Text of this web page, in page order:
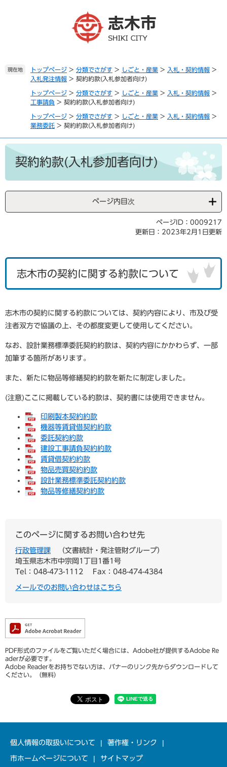
現在地 トップページ > 分類でさがす > しごと・産業 > 入札・契約情報 >
入札発注情報 > 契約約款(入札参加者向け)
トップページ > 分類でさがす > しごと・産業 > 入札・契約情報 >
工事請負 > 契約約款(入札参加者向け)
トップページ > 分類でさがす > しごと・産業 > 入札・契約情報 >
業務委託 > 契約約款(入札参加者向け)
本
契約約款(入札参加者向け)
ページ内目次
ページID：0009217
更新日：2023年2月1日更新
志木市の契約に関する約款について
志木市の契約に関する約款については、契約内容により、市及び受
注者双方で協議の上、その都度変更して使用してください。
なお、設計業務標準委託契約約款は、契約内容にかかわらず、一部
加筆する箇所があります。
また、新たに物品等修繕契約約款を新たに制定しました。
(注意)ここに掲載している約款は、契約書には使用できません。
印刷製本契約約款
機器等賃貸借契約約款
委託契約約款
建設工事請負契約約款
賃貸借契約約款
物品売買契約約款
設計業務標準委託契約約款
物品等修繕契約約款
このページに関するお問い合わせ先
行政管理課
文書統計・発注管財グループ
埼玉県志木市中宗岡1丁目1番1号
Tel：048-473-1112
Fax：048-474-4384
メールでのお問い合わせはこちら
PDF形式のファイルをご覧いただく場合には、Adobe社が提供するAdobe Re
aderが必要です。
Adobe Readerをお持ちでない方は、バナーのリンク先からダウンロードして
ください。（無料）
個人情報の取扱いについて 著作権・リンク
市ホームページについて サイトマップ